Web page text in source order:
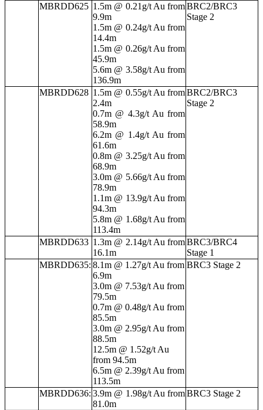
MBRDD625 1.5m @ 0.21g/t Au from
9.9m
1.5m @ 0.24g/t Au from
14.4m
1.5m @ 0.26g/t Au from
45.9m
5.6m @ 3.58g/t Au from
136.9m
BRC2/BRC3
Stage 2
MBRDD628 1.5m @ 0.55g/t Au from
2.4m
0.7m @ 4.3g/t Au from
58.9m
6.2m @ 1.4g/t Au from
61.6m
0.8m @ 3.25g/t Au from
68.9m
3.0m @ 5.66g/t Au from
78.9m
1.1m @ 13.9g/t Au from
94.3m
5.8m @ 1.68g/t Au from
113.4m
BRC2/BRC3
Stage 2
MBRDD633 1.3m @ 2.14g/t Au from
16.1m
BRC3/BRC4
Stage 1
MBRDD635: 8.1m @ 1.27g/t Au from
6.9m
3.0m @ 7.53g/t Au from
79.5m
0.7m @ 0.48g/t Au from
85.5m
3.0m @ 2.95g/t Au from
88.5m
12.5m @ 1.52g/t Au
from 94.5m
6.5m @ 2.39g/t Au from
113.5m
BRC3 Stage 2
MBRDD636: 3.9m @ 1.98g/t Au from
81.0m
BRC3 Stage 2